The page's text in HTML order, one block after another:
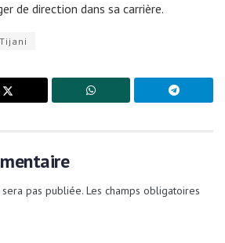
de direction dans sa carrière.
pas publiée. Les champs obligatoires